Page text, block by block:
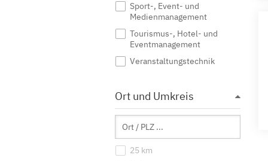
Sport-, Event- und
Medienmanagement
Tourismus-, Hotel- und
Eventmanagement
Veranstaltungstechnik
Ort und Umkreis
25 km